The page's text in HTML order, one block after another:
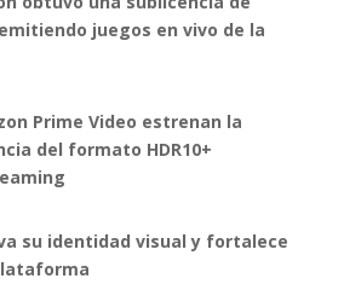
juegos en vivo de la
Prime Video estrenan la
del formato HDR10+
su identidad visual y fortalece